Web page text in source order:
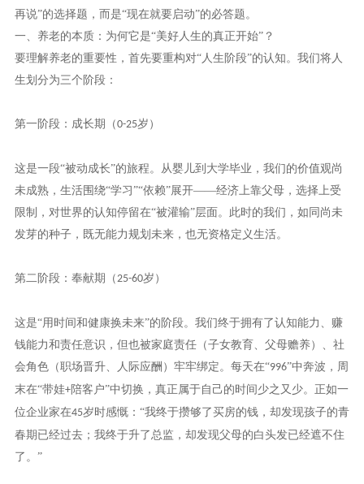
再说”的选择题，而是“现在就要启动”的必答题。
一、养老的本质：为何它是“美好人生的真正开始”？
要理解养老的重要性，首先要重构对“人生阶段”的认知。我们将人
生划分为三个阶段：
第一阶段：成长期（0-25岁）
这是一段“被动成长”的旅程。从婴儿到大学毕业，我们的价值观尚
未成熟，生活围绕“学习”“依赖”展开——经济上靠父母，选择上受
限制，对世界的认知停留在“被灌输”层面。此时的我们，如同尚未
发芽的种子，既无能力规划未来，也无资格定义生活。
第二阶段：奉献期（25-60岁）
这是“用时间和健康换未来”的阶段。我们终于拥有了认知能力、赚
钱能力和责任意识，但也被家庭责任（子女教育、父母赡养）、社
会角色（职场晋升、人际应酬）牢牢绑定。每天在“996”中奔波，周
末在“带娃+陪客户”中切换，真正属于自己的时间少之又少。正如一
位企业家在45岁时感慨：“我终于攒够了买房的钱，却发现孩子的青
春期已经过去；我终于升了总监，却发现父母的白头发已经遮不住
了。”